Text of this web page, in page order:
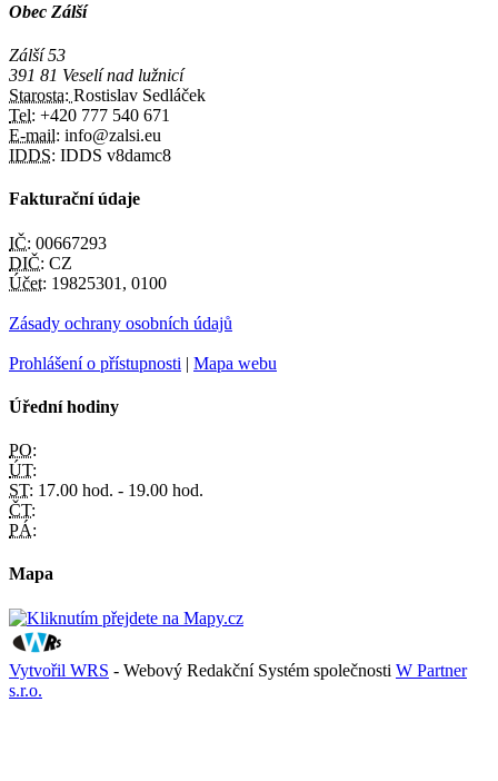
Obec Zálší
Zálší 53
391 81 Veselí nad lužnicí
Starosta: Rostislav Sedláček
Tel: +420 777 540 671
E-mail: info@zalsi.eu
IDDS: IDDS v8damc8
Fakturační údaje
IČ: 00667293
DIČ: CZ
Účet: 19825301, 0100
Zásady ochrany osobních údajů
Prohlášení o přístupnosti | Mapa webu
Úřední hodiny
PO:
ÚT:
ST: 17.00 hod. - 19.00 hod.
ČT:
PÁ:
Mapa
Vytvořil WRS - Webový Redakční Systém společnosti W Partner
s.r.o.